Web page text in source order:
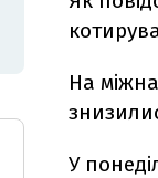
На
У